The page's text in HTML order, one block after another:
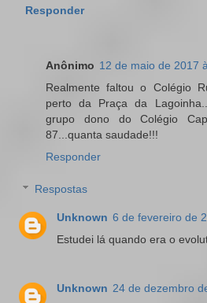
Responder
Anônimo 12 de maio de 2017
Realmente faltou o Colégio
perto da Praça da
grupo dono do Colégio
87...quanta saudade!!!
Responder
Respostas
Unknown 6 de fevereiro de
Estudei lá quando era o
Unknown 24 de dezembro